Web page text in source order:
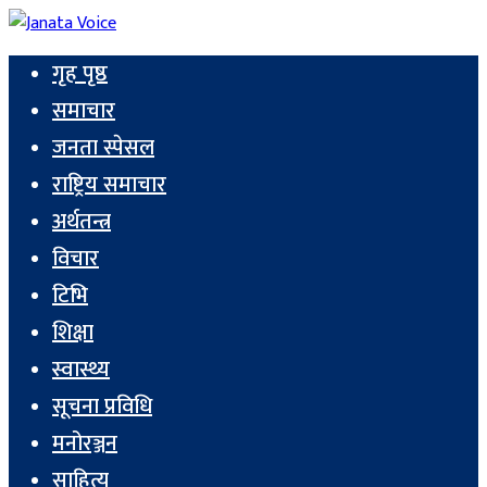
गृह पृष्ठ
समाचार
जनता स्पेसल
राष्ट्रिय समाचार
अर्थतन्त्र
विचार
टिभि
शिक्षा
स्वास्थ्य
सूचना प्रविधि
मनोरञ्जन